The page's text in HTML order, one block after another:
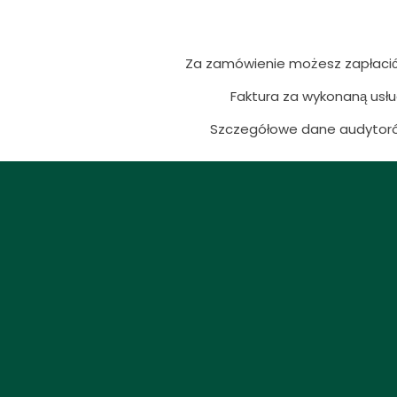
Za zamówienie możesz
Faktura za wykonaną
Szczegółowe dane